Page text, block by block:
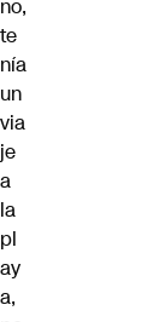
no,
te
nía
un
via
je
a
la
pl
ay
a,